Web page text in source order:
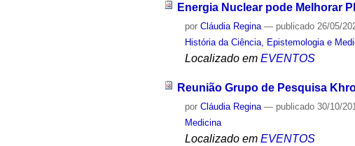
Energia Nuclear pode Melhorar
porCláudia Regina — publicado 26/05/
História da Ciência, Epistemologia e
Localizado em EVENTOS
Reunião Grupo de Pesquisa
porCláudia Regina — publicado 30/10/
Medicina
Localizado em EVENTOS